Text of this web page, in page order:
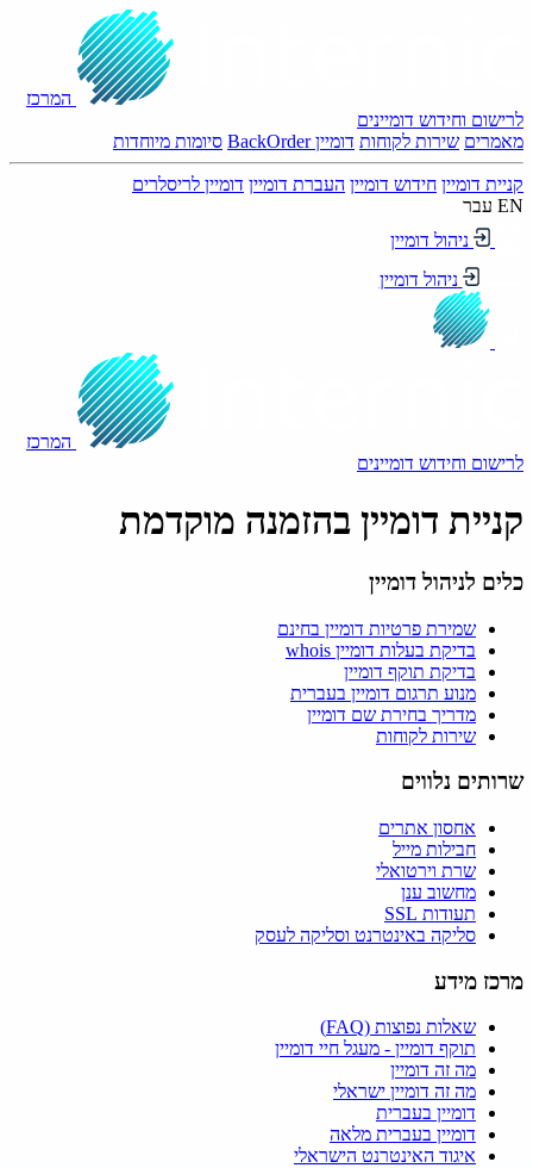
המרכז
לרישום וחידוש דומיינים
מאמרים שירות לקוחות דומיין BackOrder סיומות מיוחדות
קניית דומיין חידוש דומיין העברת דומיין דומיין לריסלרים
EN עבר
ניהול דומיין
ניהול דומיין
המרכז
לרישום וחידוש דומיינים
קניית דומיין בהזמנה מוקדמת
כלים לניהול דומיין
שמירת פרטיות דומיין בחינם
בדיקת בעלות דומיין whois
בדיקת תוקף דומיין
מנוע תרגום דומיין בעברית
מדריך בחירת שם דומיין
שירות לקוחות
שרותים נלווים
אחסון אתרים
חבילות מייל
שרת וירטואלי
מחשוב ענן
תעודות SSL
סליקה באינטרנט וסליקה לעסק
מרכז מידע
שאלות נפוצות (FAQ)
תוקף דומיין - מעגל חיי דומיין
מה זה דומיין
מה זה דומיין ישראלי
דומיין בעברית
דומיין בעברית מלאה
איגוד האינטרנט הישראלי